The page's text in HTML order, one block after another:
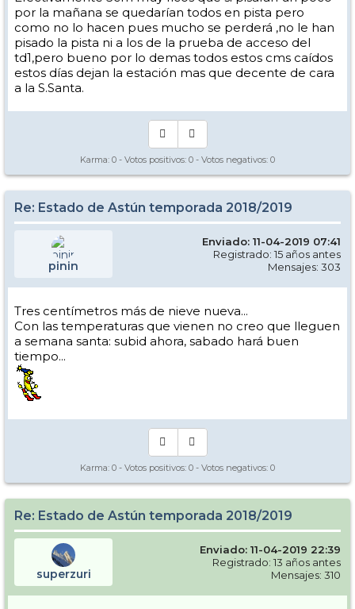
por la mañana se quedarían todos en pista pero
como no lo hacen pues mucho se perderá ,no le han
pisado la pista ni a los de la prueba de acceso del
td1,pero bueno por lo demas todos estos cms caídos
estos días dejan la estación mas que decente de cara
a la S.Santa.
Karma: 0 - Votos positivos: 0 - Votos negativos: 0
Re: Estado de Astún temporada 2018/2019
pinin
Enviado: 11-04-2019 07:41
Registrado: 15 años antes
Mensajes: 303
Tres centímetros más de nieve nueva...
Con las temperaturas que vienen no creo que lleguen
a semana santa: subid ahora, sabado hará buen
tiempo...
Karma: 0 - Votos positivos: 0 - Votos negativos: 0
Re: Estado de Astún temporada 2018/2019
superzuri
Enviado: 11-04-2019 22:39
Registrado: 13 años antes
Mensajes: 310